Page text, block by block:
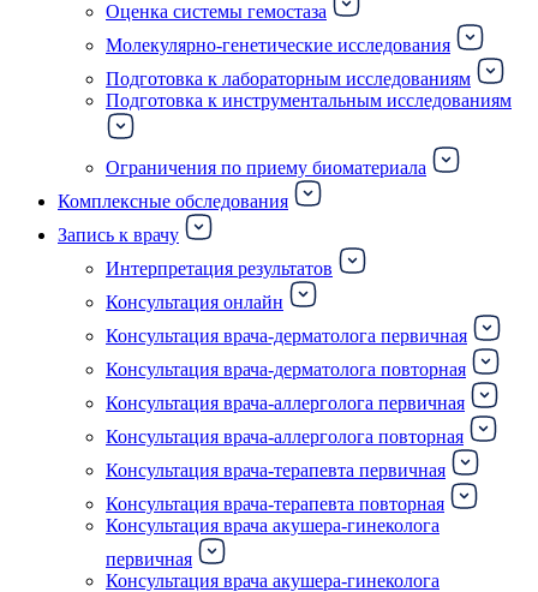
Оценка системы гемостаза
Молекулярно-генетические исследования
Подготовка к лабораторным исследованиям
Подготовка к инструментальным исследованиям
Ограничения по приему биоматериала
Комплексные обследования
Запись к врачу
Интерпретация результатов
Консультация онлайн
Консультация врача-дерматолога первичная
Консультация врача-дерматолога повторная
Консультация врача-аллерголога первичная
Консультация врача-аллерголога повторная
Консультация врача-терапевта первичная
Консультация врача-терапевта повторная
Консультация врача акушера-гинеколога
первичная
Консультация врача акушера-гинеколога